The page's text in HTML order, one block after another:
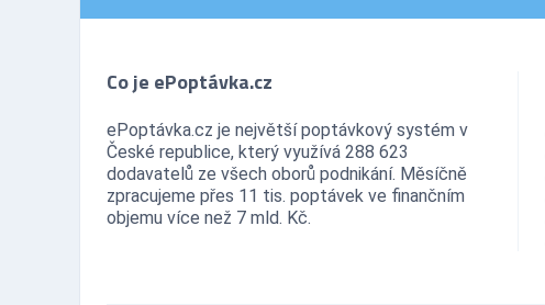
Co je ePoptávka.cz
ePoptávka.cz je největší poptávkový systém v
České republice, který využívá 288 623
dodavatelů ze všech oborů podnikání. Měsíčně
zpracujeme přes 11 tis. poptávek ve finančním
objemu více než 7 mld. Kč.